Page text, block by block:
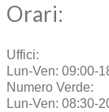
Orari:
Uffici:
Lun-Ven: 09:00-
Numero Verde:
Lun-Ven: 08:30-